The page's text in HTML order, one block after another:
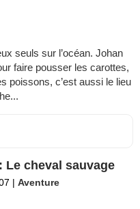
seuls sur l’océan. Johan
faire pousser les carottes,
poissons, c’est aussi le lieu
Le cheval sauvage
| Aventure